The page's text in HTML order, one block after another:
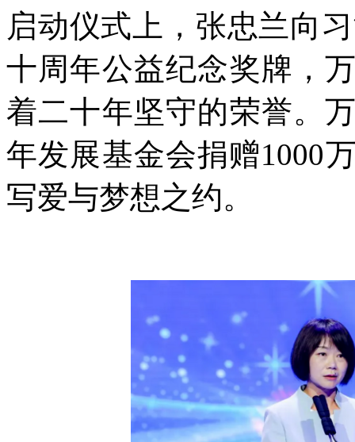
启动仪式上，张忠兰向
十周年公益纪念奖牌，
着二十年坚守的荣誉。
年发展基金会捐赠1000
写爱与梦想之约。